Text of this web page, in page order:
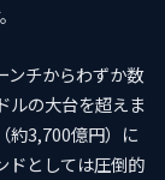
ンチからわずか数
ルの大台を超えま
約3,700億円）に
ドとしては圧倒的